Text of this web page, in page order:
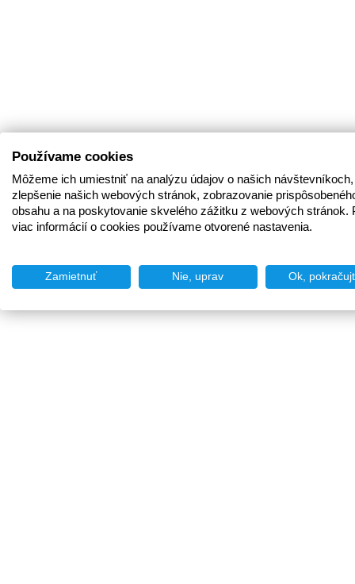
Používame cookies
Môžeme ich umiestniť na analýzu údajov o našich
zlepšenie našich webových stránok, zobrazovanie
obsahu a na poskytovanie skvelého zážitku z webových stránok.
viac informácií o cookies používame otvorené nastavenia.
Zamietnuť Nie, uprav Ok,